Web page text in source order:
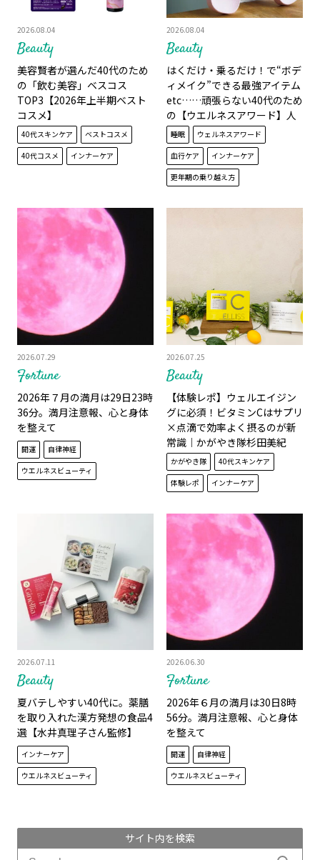
Beauty
2026.08.04
美容賢者が選んだ40代のため
の「飲む美容」ベスコス
TOP3【2026年上半期ベスト
コスメ】
40代スキンケア
ベストコスメ
40代コスメ
インナーケア
Beauty
2026.08.04
はくだけ・乗るだけ！で“ボデ
ィメイク”できる最強アイテム
etc……頑張らない40代のため
の【ウエルネスアワード】人
気記事ベスト10
睡眠
ウェルネスアワード
血行ケア
インナーケア
更年期の乗り越え方
Fortune
2026.07.29
2026年７月の満月は29日23時
36分。満月注意報、心と身体
を整えて
開運
自律神経
ウエルネスビューティ
Beauty
2026.07.25
【体験レポ】ウェルエイジン
グに必須！ビタミンCはサプリ
×点滴で効率よく摂るのが新
常識｜かがやき隊杉田美紀
かがやき隊
40代スキンケア
体験レポ
インナーケア
Beauty
2026.07.11
夏バテしやすい40代に。薬膳
を取り入れた漢方発想の食品4
選【水井真理子さん監修】
インナーケア
ウエルネスビューティ
Fortune
2026.06.30
2026年６月の満月は30日8時
56分。満月注意報、心と身体
を整えて
開運
自律神経
ウエルネスビューティ
サイト内を検索